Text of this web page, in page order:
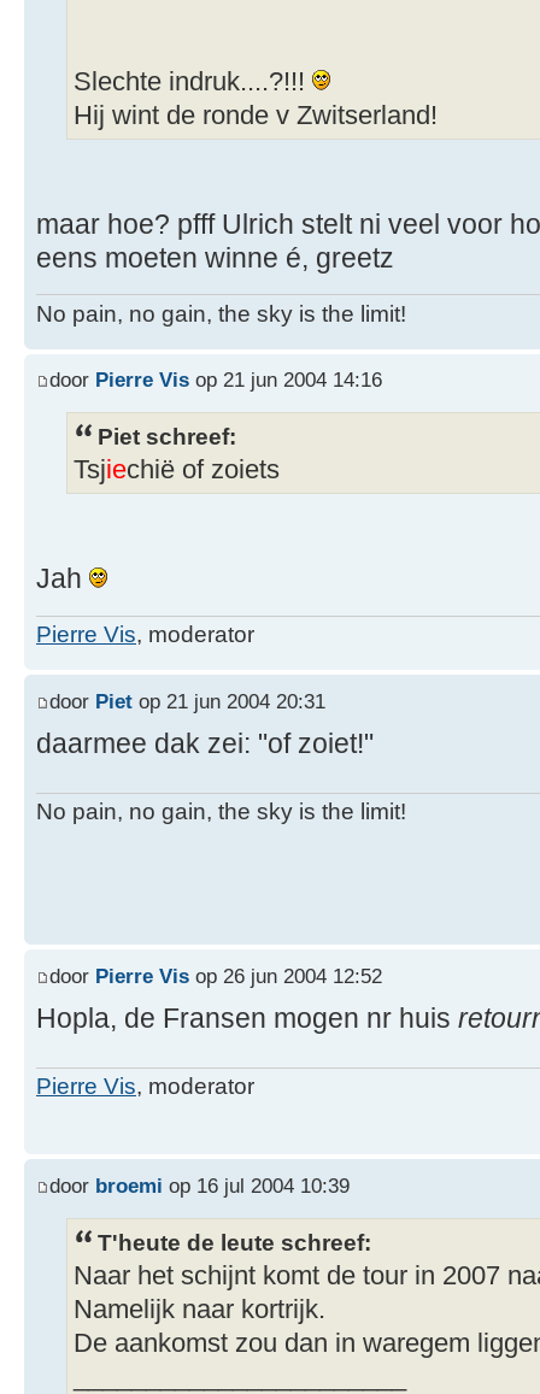
Slechte indruk....?!!!
Hij wint de ronde v Zwitserland!
maar hoe? pfff Ulrich stelt ni veel voor
eens moeten winne é, greetz
No pain, no gain, the sky is the limit!
door Pierre Vis op 21 jun 2004 14:16
Piet schreef:
Tsjiechië of zoiets
Jah
Pierre Vis, moderator
door Piet op 21 jun 2004 20:31
daarmee dak zei: "of zoiet!"
No pain, no gain, the sky is the limit!
door Pierre Vis op 26 jun 2004 12:52
Hopla, de Fransen mogen nr huis
Pierre Vis, moderator
door broemi op 16 jul 2004 10:39
T'heute de leute schreef:
Naar het schijnt komt de tour in 2007
Namelijk naar kortrijk.
De aankomst zou dan in waregem